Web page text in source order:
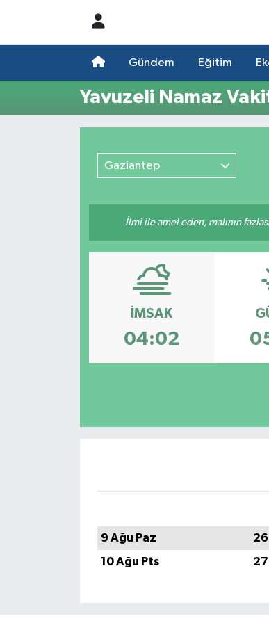
Gündem Eğitim
Yavuzeli Namaz
Gaziantep
İlmi ile amel eden, malının
İMSAK
04:02
9 Ağu Paz
10 Ağu Pts
Hava Durumu
Trafik Durumu
Son Dakika Haberleri